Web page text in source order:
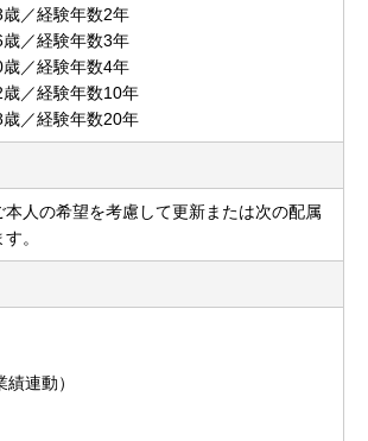
／経験年数2年
／経験年数3年
／経験年数4年
／経験年数10年
／経験年数20年
人の希望を考慮して更新または次の配属
。
連動）